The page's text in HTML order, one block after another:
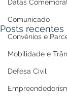
Datas
Comunicado
Convênios e
Mobilidade e
Defesa Civil
Posts recentes